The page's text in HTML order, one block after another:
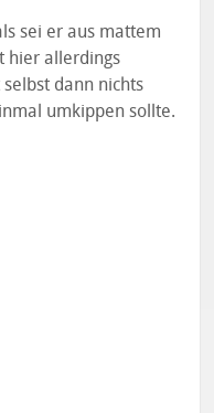
sei er aus mattem
hier allerdings
dann nichts
umkippen sollte.